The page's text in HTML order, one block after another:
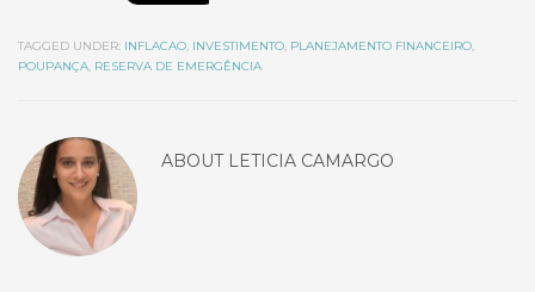
TAGGED UNDER: INFLACAO, INVESTIMENTO, PLANEJAMENTO FINANCEIRO,
POUPANÇA, RESERVA DE EMERGÊNCIA
ABOUT LETICIA CAMARGO